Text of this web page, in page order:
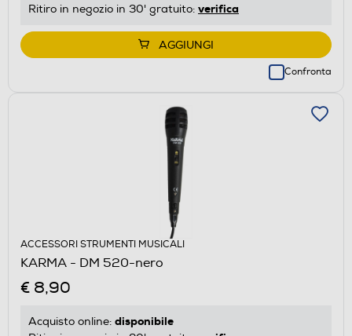
Ritiro in negozio in 30' gratuito: verifica
AGGIUNGI
Confronta
ACCESSORI STRUMENTI MUSICALI
KARMA - DM 520-nero
€ 8,90
Acquisto online: disponibile